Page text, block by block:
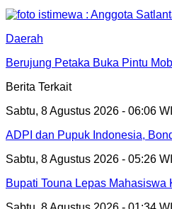
Daerah
Berujung Petaka Buka Pintu
Berita Terkait
Sabtu, 8 Agustus 2026 - 06:06
ADPI dan Pupuk Indonesia,
Sabtu, 8 Agustus 2026 - 05:26
Bupati Touna Lepas Mahasiswa